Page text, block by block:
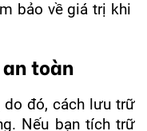
bảo về giá trị khi
toàn
do đó, cách lưu trữ
Nếu bạn tích trữ